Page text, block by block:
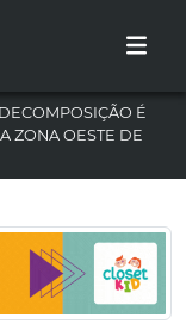
É
ZONA OESTE DE